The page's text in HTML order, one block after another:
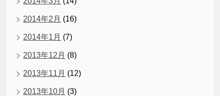
2014年2月 (16)
2014年1月 (7)
2013年12月 (8)
2013年11月 (12)
2013年10月 (3)